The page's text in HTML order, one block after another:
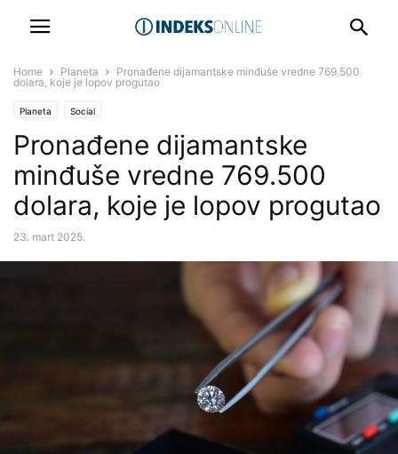
Home Planeta
Pronađene dijamantske minđuše vredne 769.500
dolara, koje je lopov progutao
Planeta Social
Pronađene dijamantske
minđuše vredne 769.500
dolara, koje je lopov progutao
23. mart 2025.